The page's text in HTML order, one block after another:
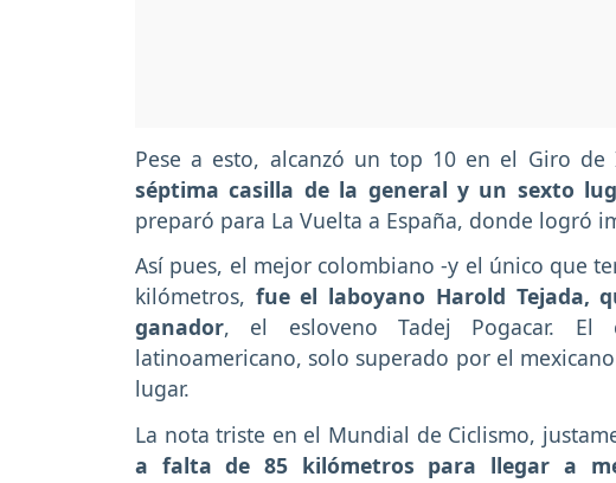
Pese a esto, alcanzó un top 10 en el Giro
séptima casilla de la general y un sexto
preparó para La Vuelta a España, donde logró
Así pues, el mejor colombiano -y el único que
kilómetros, fue el laboyano Harold Tejada,
ganador, el esloveno Tadej Pogacar. El
latinoamericano, solo superado por el
lugar.
La nota triste en el Mundial de Ciclismo,
a falta de 85 kilómetros para llegar a